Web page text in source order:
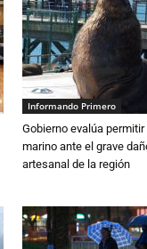
Informando Primero
Gobierno evalúa
marino ante el grave
artesanal de la región